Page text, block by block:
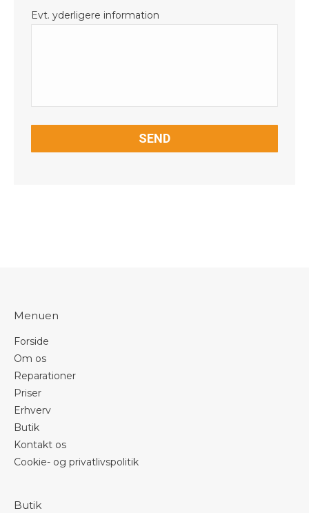
Evt. yderligere information
Menuen
Forside
Om os
Reparationer
Priser
Erhverv
Butik
Kontakt os
Cookie- og privatlivspolitik
Butik